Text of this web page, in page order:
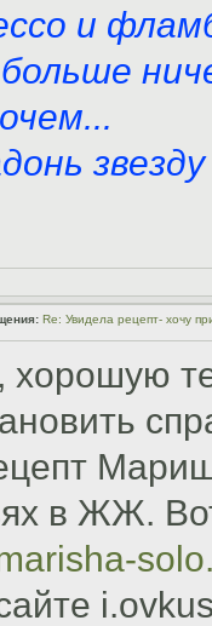
и
Re: Увидела рецепт- хочу
в ЖЖ.